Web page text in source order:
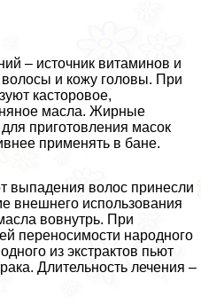
– источник витаминов и
и кожу головы. При
касторовое,
масла. Жирные
приготовления масок
применять в бане.
выпадения волос принесли
внешнего использования
вовнутрь. При
переносимости народного
из экстpaктов пьют
Длительность лечения –